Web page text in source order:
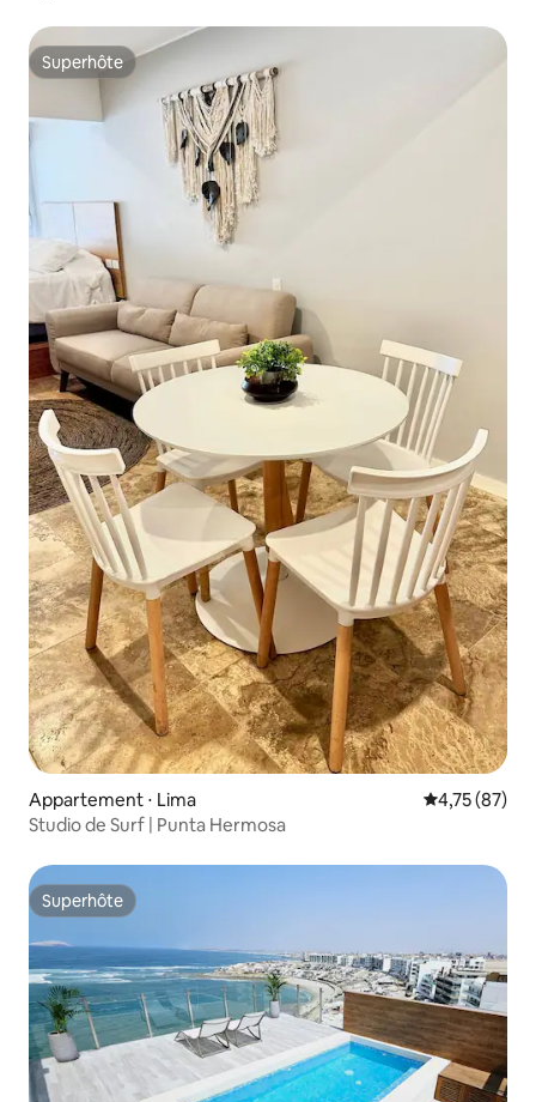
Superhôte
Superhôte
Appartement ⋅ Lima Évaluation
4,75 (87)
Studio de Surf | Punta Hermosa
Superhôte
Superhôte